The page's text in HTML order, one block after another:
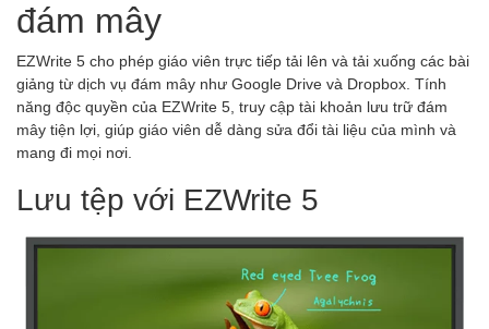
đám mây
EZWrite 5 cho phép giáo viên trực tiếp tải lên và tải xuống các bài
giảng từ dịch vụ đám mây như Google Drive và Dropbox. Tính
năng độc quyền của EZWrite 5, truy cập tài khoản lưu trữ đám
mây tiện lợi, giúp giáo viên dễ dàng sửa đổi tài liệu của mình và
mang đi mọi nơi.
Lưu tệp với EZWrite 5